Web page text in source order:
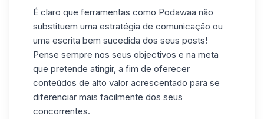
É claro que ferramentas como Podawaa não
substituem uma estratégia de comunicação ou
uma escrita bem sucedida dos seus posts!
Pense sempre nos seus objectivos e na meta
que pretende atingir, a fim de oferecer
conteúdos de alto valor acrescentado para se
diferenciar mais facilmente dos seus
concorrentes.